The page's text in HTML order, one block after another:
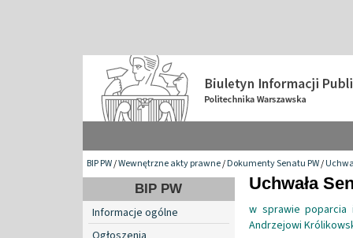
BIP PW/Wewnętrzne akty prawne/Dokumenty Senatu PW/
BIP PW
Informacje ogólne
Uchwała
w sprawie poparcia
Andrzejowi